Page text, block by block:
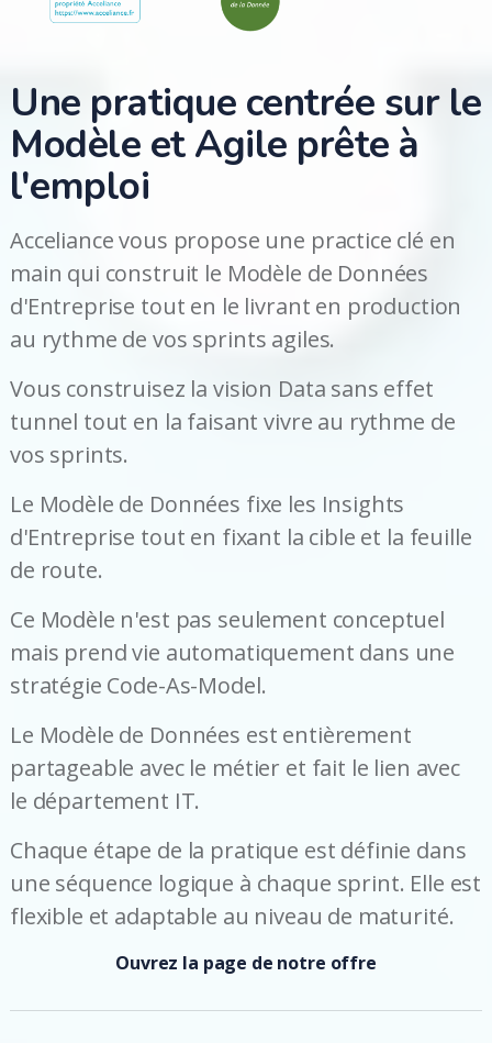
Une pratique centrée sur le
Modèle et Agile prête à
l'emploi
Acceliance vous propose une practice clé en
main qui construit le Modèle de Données
d'Entreprise tout en le livrant en production
au rythme de vos sprints agiles.
Vous construisez la vision Data sans effet
tunnel tout en la faisant vivre au rythme de
vos sprints.
Le Modèle de Données fixe les Insights
d'Entreprise tout en fixant la cible et la feuille
de route.
Ce Modèle n'est pas seulement conceptuel
mais prend vie automatiquement dans une
stratégie Code-As-Model.
Le Modèle de Données est entièrement
partageable avec le métier et fait le lien avec
le département IT.
Chaque étape de la pratique est définie dans
une séquence logique à chaque sprint. Elle est
flexible et adaptable au niveau de maturité.
Ouvrez la page de notre offre